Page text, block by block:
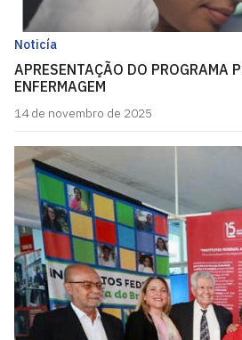
Noticía
APRESENTAÇÃO DO PROGRAMA
ENFERMAGEM
14 de novembro de 2025